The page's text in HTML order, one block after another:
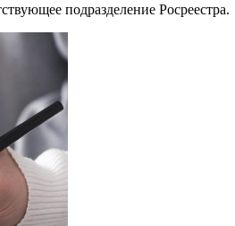
подразделение Росреестра.